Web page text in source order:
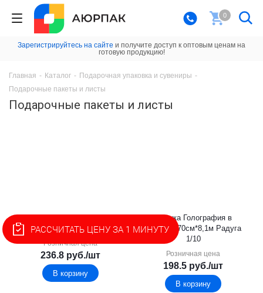
0
Зарегистрируйтесь на сайте и получите доступ к оптовым ценам на
готовую продукцию!
Главная - Каталог - Подарочная упаковка и сувениры -
Подарочные пакеты и листы
Подарочные пакеты и листы
голографический 10 шт. 1/10
Розничная цена
236.8 руб./шт
В корзину
Пленка Голография в
рулонах 70см*8,1м Радуга
1/10
Розничная цена
198.5 руб./шт
В корзину
РАССЧИТАТЬ ЦЕНУ ЗА 1 МИНУТУ